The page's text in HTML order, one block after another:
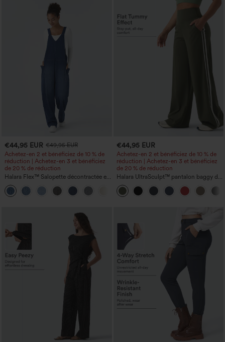
€44,95 EUR €49,95 EUR
Achetez-en 2 et bénéficiez de 10 % de
réduction | Achetez-en 3 et bénéficiez
de 20 % de réduction
Halara Flex™ Salopette décontractée en
denim lavé à encolure en V avec poche
+1
€44,95 EUR
Achetez-en 2 et bénéficiez de 10 % de
réduction | Achetez-en 3 et bénéficiez
de 20 % de réduction
Halara UltraSculpt™ pantalon baggy de
yoga taille haute à effet gainant pour le
ventre, à rayures color block, avec
poches